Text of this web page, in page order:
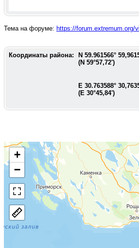
Тема на форуме: https://forum.extremum.org/
Координаты района: N 59.961566°
(N 59°57,72')
E 30.763588°
(E 30°45,84')
+
−